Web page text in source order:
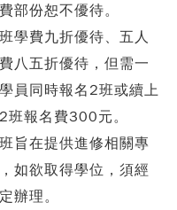
部份恕不優待。
學費九折優待、五人
八五折優待，但需一
員同時報名2班或續上
報名費300元。
旨在提供進修相關專
如欲取得學位，須經
辦理。